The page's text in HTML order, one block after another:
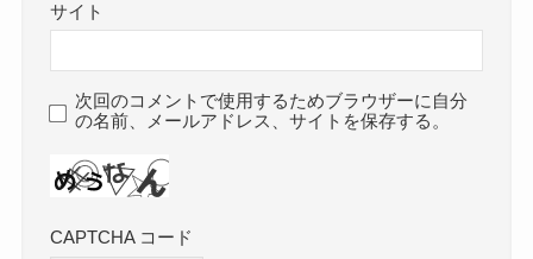
サイト
次回のコメントで使用するためブラウザーに自分
の名前、メールアドレス、サイトを保存する。
CAPTCHA コード